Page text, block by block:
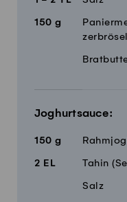
150 g
Joghurtsauce:
150 g
2 EL Tahin
Salz